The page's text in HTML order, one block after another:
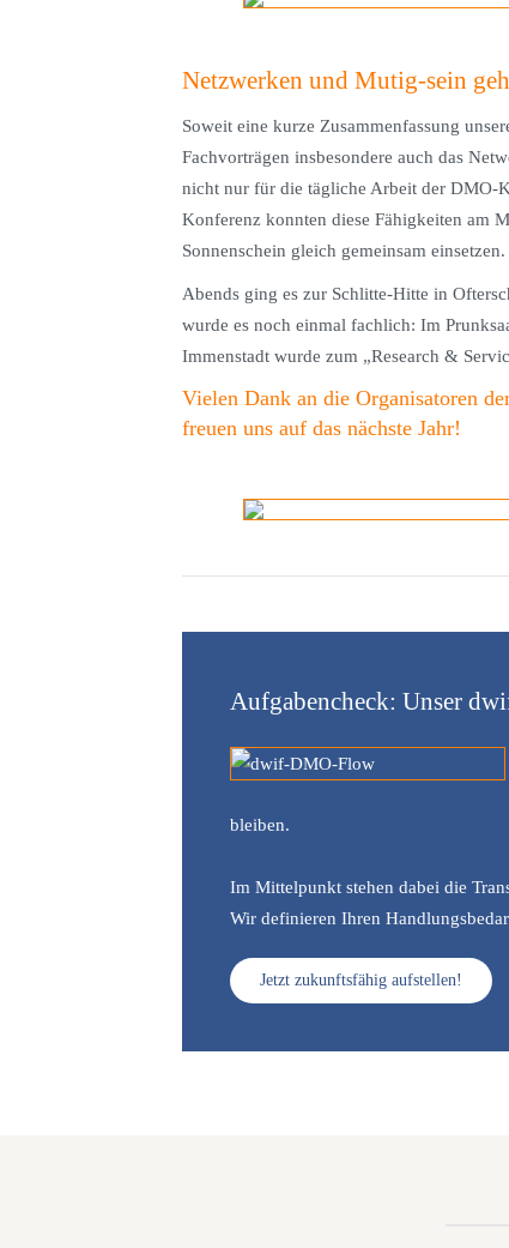
Netzwerken und Mutig-sein
Soweit eine kurze Zusammenfassung
Fachvorträgen insbesondere auch das
nicht nur für die tägliche Arbeit der DMO-
Konferenz konnten diese Fähigkeiten am
Sonnenschein gleich gemeinsam einsetzen.
Abends ging es zur Schlitte-Hitte in
wurde es noch einmal fachlich: Im
Immenstadt wurde zum „Research &
Vielen Dank an die Organisatoren
freuen uns auf das nächste Jahr!
Aufgabencheck: Unser
bleiben.
Im Mittelpunkt stehen dabei die
Wir definieren Ihren
Jetzt zukunftsfähig aufstellen!